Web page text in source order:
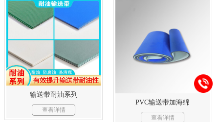
输送带耐油系列
查看详情
PVC输送带加海绵
查看详情